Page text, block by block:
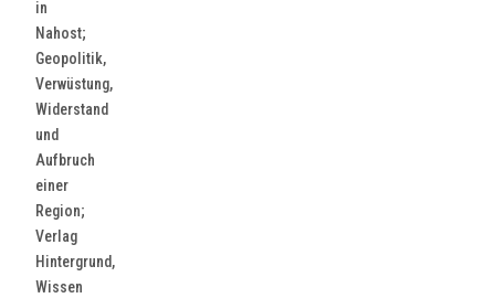
in
Nahost;
Geopolitik,
Verwüstung,
Widerstand
und
Aufbruch
einer
Region;
Verlag
Hintergrund,
Wissen